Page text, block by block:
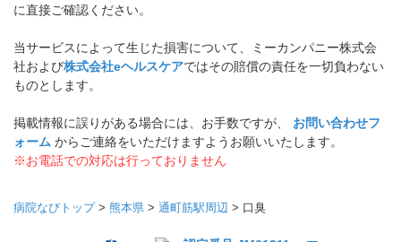
に直接ご確認ください。
当サービスによって生じた損害について、ミーカンパニー株式会
社および株式会社eヘルスケアではその賠償の責任を一切負わない
ものとします。
掲載情報に誤りがある場合には、お手数ですが、 お問い合わせフ
ォーム からご連絡をいただけますようお願いいたします。
※お電話での対応は行っておりません
病院なびトップ> 熊本県 > 通町筋駅周辺 > 口臭